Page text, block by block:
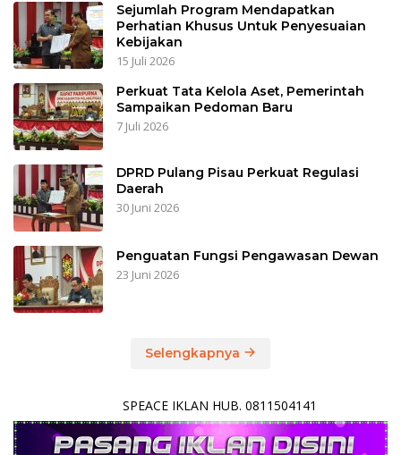
Sejumlah Program Mendapatkan
Perhatian Khusus Untuk Penyesuaian
Kebijakan
15 Juli 2026
Perkuat Tata Kelola Aset, Pemerintah
Sampaikan Pedoman Baru
7 Juli 2026
DPRD Pulang Pisau Perkuat Regulasi
Daerah
30 Juni 2026
Penguatan Fungsi Pengawasan Dewan
23 Juni 2026
Selengkapnya
SPEACE IKLAN HUB. 0811504141